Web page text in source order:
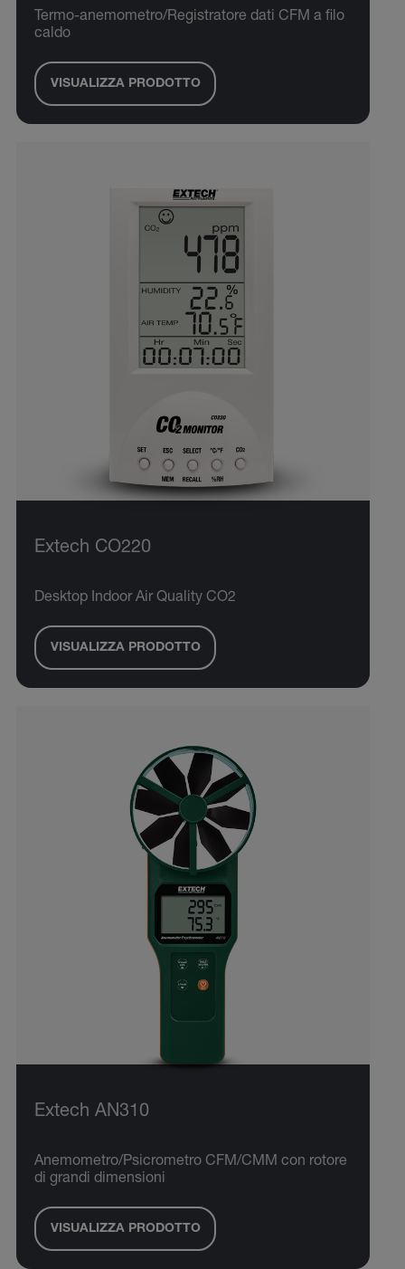
Termo-anemometro/Registratore dati CFM a filo
caldo
VISUALIZZA PRODOTTO
Extech CO220
Desktop Indoor Air Quality CO2
VISUALIZZA PRODOTTO
Extech AN310
Anemometro/Psicrometro CFM/CMM con rotore
di grandi dimensioni
VISUALIZZA PRODOTTO